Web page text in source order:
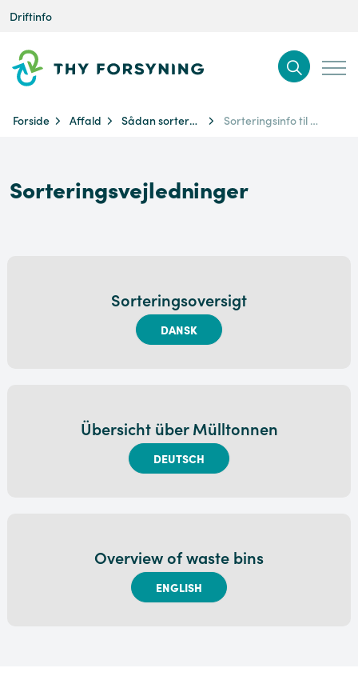
Driftinfo
Forside Affald Sådan sorterer du Sorteringsinfo til turister
Sorteringsvejledninger
Sorteringsoversigt
DANSK
Übersicht über Mülltonnen
DEUTSCH
Overview of waste bins
ENGLISH